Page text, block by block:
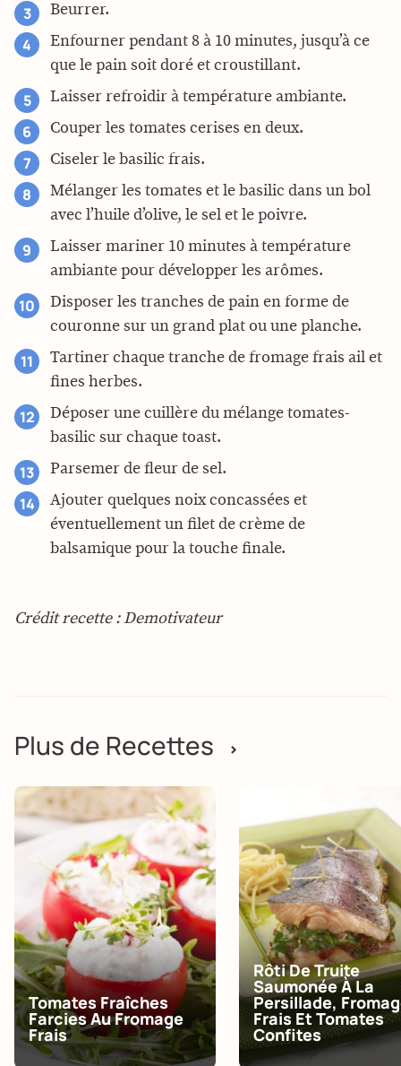
Beurrer.
Enfourner pendant 8 à 10 minutes, jusqu’à ce
que le pain soit doré et croustillant.
Laisser refroidir à température ambiante.
Couper les tomates cerises en deux.
Ciseler le basilic frais.
Mélanger les tomates et le basilic dans un bol
avec l’huile d’olive, le sel et le poivre.
Laisser mariner 10 minutes à température
ambiante pour développer les arômes.
Disposer les tranches de pain en forme de
couronne sur un grand plat ou une planche.
Tartiner chaque tranche de fromage frais ail et
fines herbes.
Déposer une cuillère du mélange tomates-
basilic sur chaque toast.
Parsemer de fleur de sel.
Ajouter quelques noix concassées et
éventuellement un filet de crème de
balsamique pour la touche finale.
Crédit recette : Demotivateur
Plus de Recettes >
Tomates Fraîches
Farcies Au Fromage
Frais
Rôti De Truite
Saumonée À La
Persillade,
Frais Et Tomates
Confites